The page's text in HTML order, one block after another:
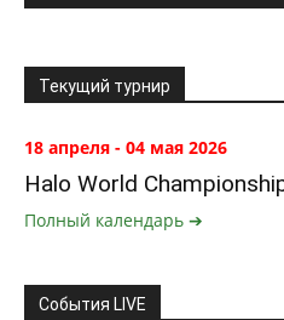
Текущий турнир
18 апреля - 04 мая 2026
Halo World
Полный календарь ➔
События LIVE